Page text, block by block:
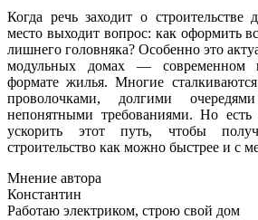
Когда речь заходит о строительстве
место выходит вопрос: как оформить
лишнего головняка? Особенно это
модульных домах — современном
формате жилья. Многие
проволочками, долгими
непонятными требованиями. Но есть
ускорить этот путь, чтобы
строительство как можно быстрее и с
Мнение автора
Константин
Работаю электриком, строю свой дом